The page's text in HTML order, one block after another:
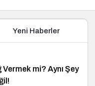
Yeni Haberler
Vermek mi? Aynı Şey